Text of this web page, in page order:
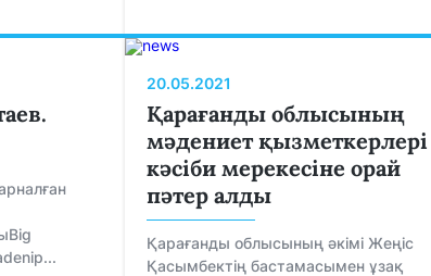
20.05.2021
Қарағанды облысының
мәдениет қызметкерлері
кәсіби мерекесіне орай
пәтер алды
Қарағанды облысының әкімі Жеңіс
Қасымбектің бастамасымен ұзақ